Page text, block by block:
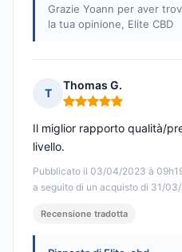
Grazie Yoann per aver
la tua opinione, Elite CBD
T
Thomas G.
Nota: 5 su 5
Pubblicato il 03/04/2023 à
a seguito di un acquisto di 31/
Il miglior rapporto qualità/
livello.
Recensione tradotta